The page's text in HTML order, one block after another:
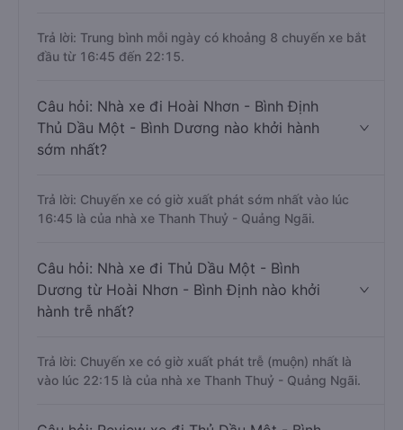
Trả lời: Trung bình mỗi ngày có khoảng 8 chuyến xe bắt
đầu từ 16:45 đến 22:15.
Câu hỏi: Nhà xe đi Hoài Nhơn - Bình Định
Thủ Dầu Một - Bình Dương nào khởi hành
sớm nhất?
Trả lời: Chuyến xe có giờ xuất phát sớm nhất vào lúc
16:45 là của nhà xe Thanh Thuỷ - Quảng Ngãi.
Câu hỏi: Nhà xe đi Thủ Dầu Một - Bình
Dương từ Hoài Nhơn - Bình Định nào khởi
hành trễ nhất?
Trả lời: Chuyến xe có giờ xuất phát trễ (muộn) nhất là
vào lúc 22:15 là của nhà xe Thanh Thuỷ - Quảng Ngãi.